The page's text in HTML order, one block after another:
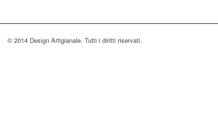
© 2014 Design Artigianale. Tutti i diritti riservati.